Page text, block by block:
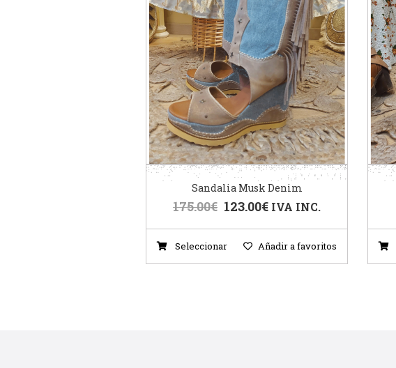
Sandalia Musk Denim
175.00€ 123.00€ IVA INC.
Seleccionar Añadir a favoritos